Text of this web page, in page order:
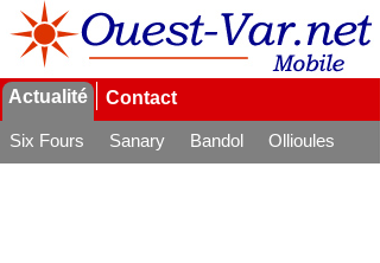
Actualité Contact
Six Fours Sanary Bandol
Ollioules